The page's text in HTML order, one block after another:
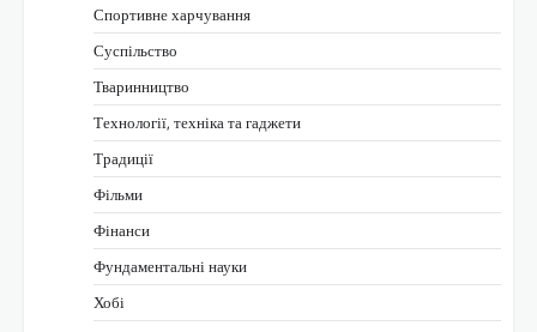
Спортивне харчування
Суспільство
Тваринництво
Технології, техніка та гаджети
Традиції
Фільми
Фінанси
Фундаментальні науки
Хобі